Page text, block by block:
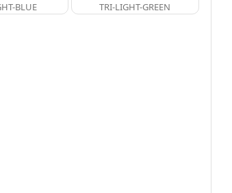
BLUE TRI-LIGHT-GREEN